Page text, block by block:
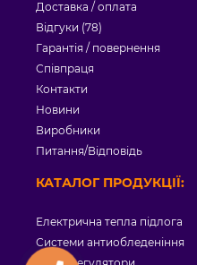
Доставка / оплата
Відгуки (78)
Гарантія / повернення
Співпраця
Контакти
Новини
Виробники
Питання/Відповідь
КАТАЛОГ ПРОДУКЦІЇ:
Електрична тепла підлога
Системи антиобледеніння